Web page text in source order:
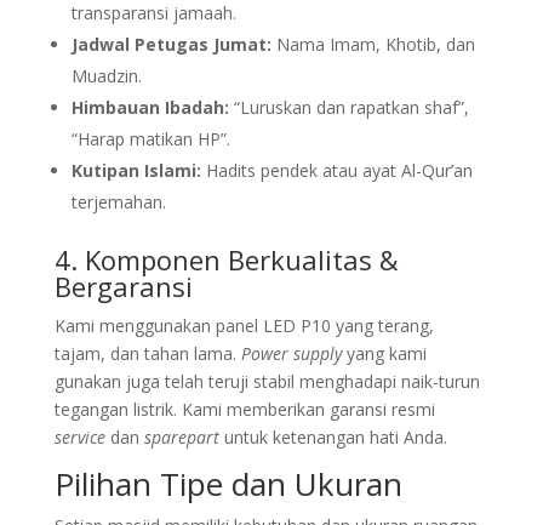
transparansi jamaah.
Jadwal Petugas Jumat: Nama Imam, Khotib, dan
Muadzin.
Himbauan Ibadah: “Luruskan dan rapatkan shaf”,
“Harap matikan HP”.
Kutipan Islami: Hadits pendek atau ayat Al-Qur’an
terjemahan.
4. Komponen Berkualitas &
Bergaransi
Kami menggunakan panel LED P10 yang terang,
tajam, dan tahan lama. Power supplyyang kami
gunakan juga telah teruji stabil menghadapi naik-turun
tegangan listrik. Kami memberikan garansi resmi
servicedan sparepartuntuk ketenangan hati Anda.
Pilihan Tipe dan Ukuran